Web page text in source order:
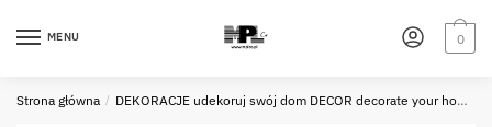
MENU 0
Strona główna / DEKORACJE udekoruj swój dom DECOR decorate your home